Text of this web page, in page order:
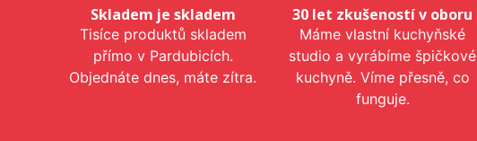
Skladem je skladem
Tisíce produktů skladem
přímo v Pardubicích.
Objednáte dnes, máte zítra.
30 let zkušeností v oboru
Máme vlastní kuchyňské
studio a vyrábíme špičkové
kuchyně. Víme přesně, co
funguje.